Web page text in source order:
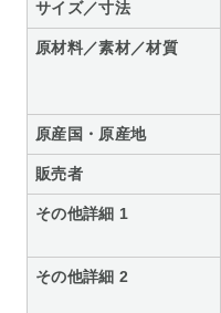
サイズ／寸法
原材料／素材／材質
原産国・原産地
販売者
その他詳細 1
その他詳細 2